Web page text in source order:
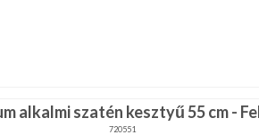
alkalmi szatén kesztyű 55 cm -
720551